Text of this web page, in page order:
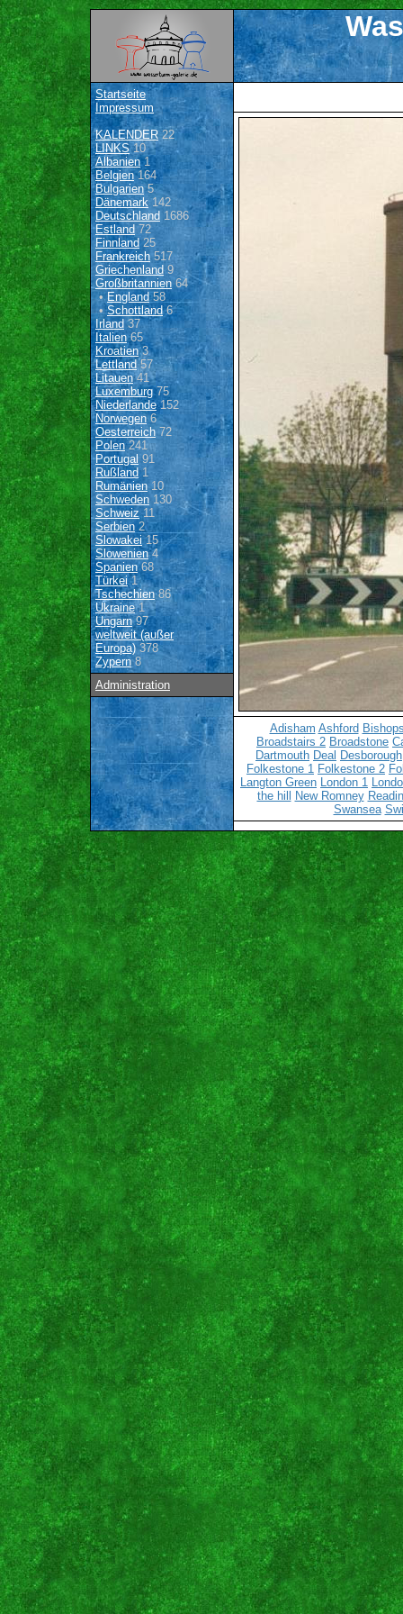
Startseite
Impressum
KALENDER22
LINKS10
Albanien1
Belgien164
Bulgarien 5
Dänemark142
Deutschland 1686
Estland 72
Finnland 25
Frankreich517
Griechenland9
Großbritannien64
• England58
•Schottland6
Irland 37
Italien65
Kroatien3
Lettland57
Litauen41
Luxemburg75
Niederlande152
Norwegen6
Oesterreich 72
Polen241
Portugal 91
Rußland1
Rumänien10
Schweden 130
Schweiz 11
Serbien 2
Slowakei 15
Slowenien4
Spanien68
Türkei 1
Tschechien86
Ukraine1
Ungarn97
weltweit (außer
Europa)378
Zypern8
Administration
Adisham Ashford
Broadstairs 2 Broadstone
Dartmouth Deal Desborough
Folkestone 1 Folkestone 2
Langton Green London 1
the hill
New Romney
Swansea